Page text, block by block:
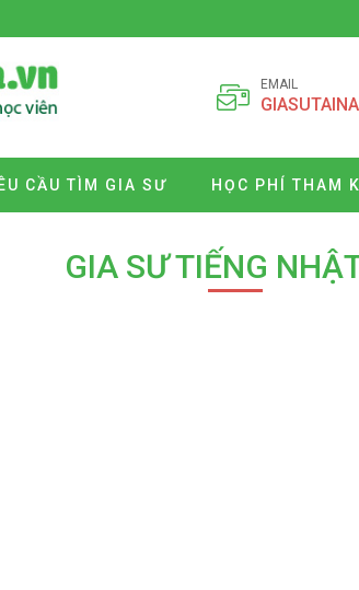
EMAIL
CẦU TÌM GIA SƯ HỌC PHÍ THAM
GIA SƯ TIẾNG